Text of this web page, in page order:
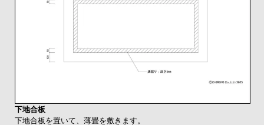
下地合板
下地合板を置いて、薄畳を敷きます。